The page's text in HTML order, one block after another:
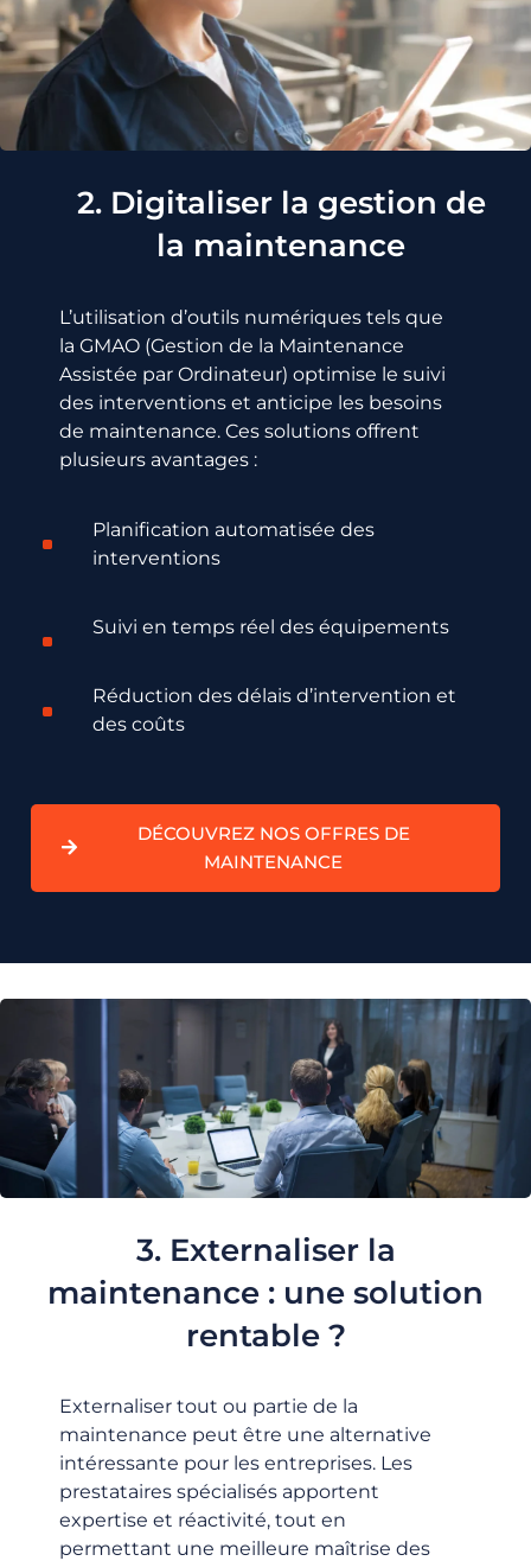
2. Digitaliser la gestion de
la maintenance
L’utilisation d’outils numériques tels que
la GMAO (Gestion de la Maintenance
Assistée par Ordinateur) optimise le suivi
des interventions et anticipe les besoins
de maintenance. Ces solutions offrent
plusieurs avantages :
Planification automatisée des
interventions
Suivi en temps réel des équipements
Réduction des délais d’intervention et
des coûts
DÉCOUVREZ NOS OFFRES DE
MAINTENANCE
3. Externaliser la
maintenance : une solution
rentable ?
Externaliser tout ou partie de la
maintenance peut être une alternative
intéressante pour les entreprises. Les
prestataires spécialisés apportent
expertise et réactivité, tout en
permettant une meilleure maîtrise des